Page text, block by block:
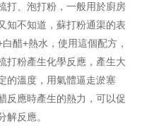
打、泡打粉，一般用於廚房
知不知道，蘇打粉通渠的表
醋+熱水，使用這個配方，
打粉產生化學反應，產生大
的溫度，用氣體逼走淤塞
反應時產生的熱力，可以促
解反應。